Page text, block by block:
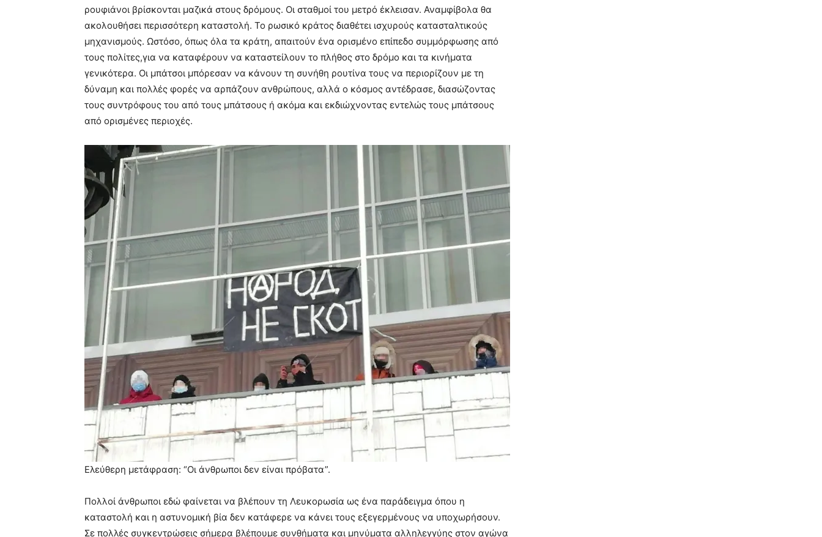
ρουφιάνοι βρίσκονται μαζικά στους δρόμους. Οι σταθμοί του μετρό έκλεισαν. Αναμφίβολα θα
ακολουθήσει περισσότερη καταστολή. Το ρωσικό κράτος διαθέτει ισχυρούς κατασταλτικούς
μηχανισμούς. Ωστόσο, όπως όλα τα κράτη, απαιτούν ένα ορισμένο επίπεδο συμμόρφωσης από
τους πολίτες,για να καταφέρουν να καταστείλουν το πλήθος στο δρόμο και τα κινήματα
γενικότερα. Οι μπάτσοι μπόρεσαν να κάνουν τη συνήθη ρουτίνα τους να περιορίζουν με τη
δύναμη και πολλές φορές να αρπάζουν ανθρώπους, αλλά ο κόσμος αντέδρασε, διασώζοντας
τους συντρόφους του από τους μπάτσους ή ακόμα και εκδιώχνοντας εντελώς τους μπάτσους
από ορισμένες περιοχές.
Ελεύθερη μετάφραση: “Οι άνθρωποι δεν είναι πρόβατα”.
Πολλοί άνθρωποι εδώ φαίνεται να βλέπουν τη Λευκορωσία ως ένα παράδειγμα όπου η
καταστολή και η αστυνομική βία δεν κατάφερε να κάνει τους εξεγερμένους να υποχωρήσουν.
Σε πολλές συγκεντρώσεις σήμερα βλέπουμε συνθήματα και μηνύματα αλληλεγγύης στον αγώνα